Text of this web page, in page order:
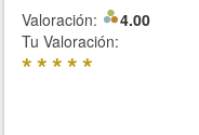
Valoración:
4.00
Tu Valoración:
*****